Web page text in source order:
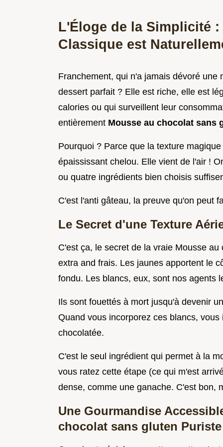
L'Éloge de la Simplicité
Classique est
Franchement, qui n'a jamais dévoré
dessert parfait ? Elle est riche, elle est
calories ou qui surveillent leur
entièrement Mousse au chocolat sans
Pourquoi ? Parce que la texture
épaississant chelou. Elle vient de l'air !
ou quatre ingrédients bien choisis
C'est l'anti gâteau, la preuve qu'on peut
Le Secret d'une Texture
C'est ça, le secret de la vraie Mousse
extra and frais. Les jaunes apportent le
fondu. Les blancs, eux, sont nos agents
Ils sont fouettés à mort jusqu'à devenir
Quand vous incorporez ces blancs,
chocolatée.
C'est le seul ingrédient qui permet à la
vous ratez cette étape (ce qui m'est
dense, comme une ganache. C'est bon,
Une Gourmandise
chocolat sans gluten Puriste